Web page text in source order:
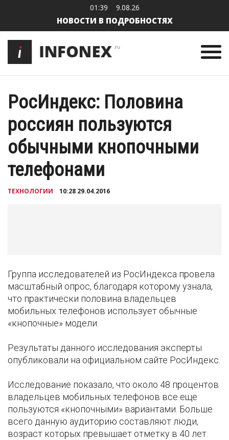
01:39 9.08.26
НОВОСТИ В ПОДРОБНОСТЯХ
РосИндекс: Половина
россиян пользуются
обычными кнопочными
телефонами
ТЕХНОЛОГИИ 10:28 29.04.2016
Группа исследователей из РосИндекса провела
масштабный опрос, благодаря которому узнала,
что практически половина владельцев
мобильных телефонов использует обычные
«кнопочные» модели.
Результаты данного исследования эксперты
опубликовали на официальном сайте РосИндекс.
Исследование показало, что около 48 процентов
владельцев мобильных телефонов все еще
пользуются «кнопочными» вариантами. Больше
всего данную аудиторию составляют люди,
возраст которых превышает отметку в 40 лет.